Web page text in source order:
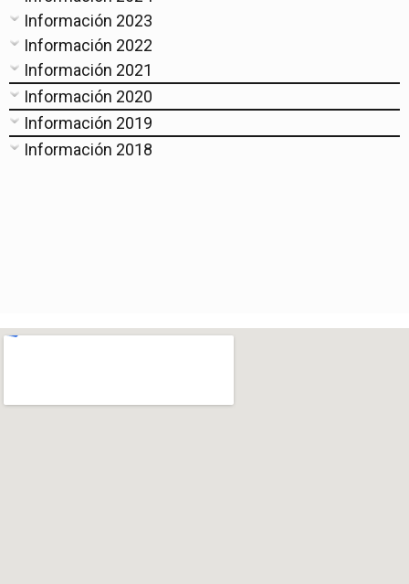
Información 2023
Información 2022
Información 2021
Información 2020
Información 2019
Información 2018